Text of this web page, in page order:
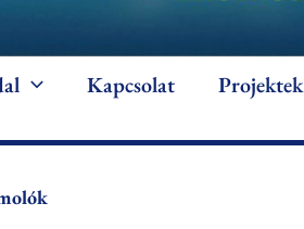
Kapcsolat Projektek